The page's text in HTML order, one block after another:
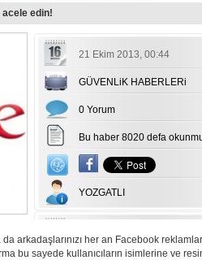
acele edin!
21 Ekim 2013, 00:44
GÜVENLiK HABERLERi
0 Yorum
Bu haber 8020 defa
YOZGATLI
arkadaşlarınızı her an Facebook
bu sayede kullanıcıların isimlerine ve